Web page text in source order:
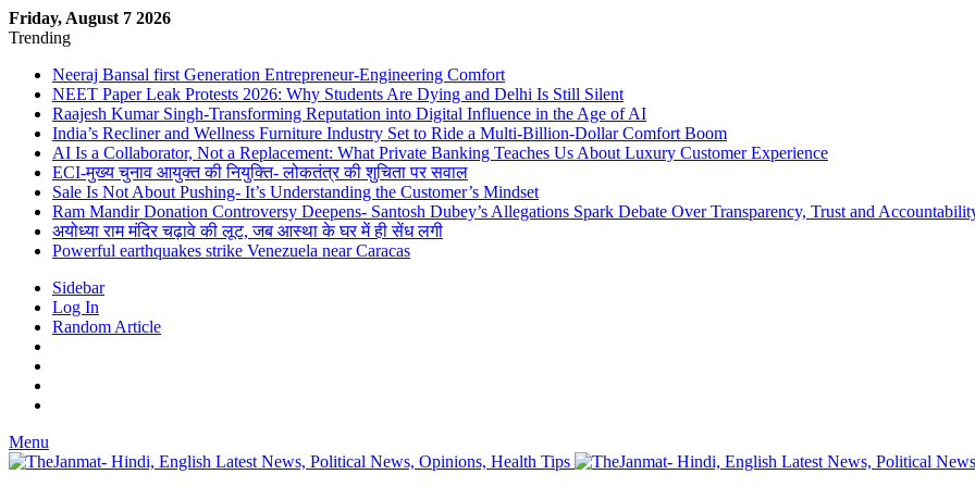
Friday, August 7 2026
Trending
Neeraj Bansal first Generation Entrepreneur-Engineering Comfort
NEET Paper Leak Protests 2026: Why Students Are Dying and Delhi Is Still Silent
Raajesh Kumar Singh-Transforming Reputation into Digital Influence in the Age of AI
India’s Recliner and Wellness Furniture Industry Set to Ride a Multi-Billion-Dollar Comfort Boom
AI Is a Collaborator, Not a Replacement: What Private Banking Teaches Us About Luxury Customer Experience
ECI-मुख्य चुनाव आयुक्त की नियुक्ति- लोकतंत्र की शुचिता पर सवाल
Sale Is Not About Pushing- It’s Understanding the Customer’s Mindset
Ram Mandir Donation Controversy Deepens- Santosh Dubey’s Allegations Spark Debate Over Transparency, Trust and
अयोध्या राम मंदिर चढ़ावे की लूट, जब आस्था के घर में ही सेंध लगी
Powerful earthquakes strike Venezuela near Caracas
Sidebar
Log In
Random Article
Menu